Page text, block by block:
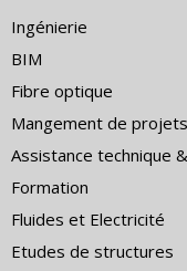
Ingénierie
BIM
Fibre optique
Mangement de projets
Assistance technique
Formation
Fluides et Electricité
Etudes de structures